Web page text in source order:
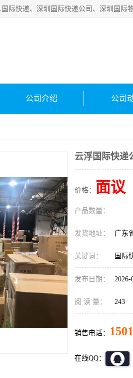
公司介绍 公司
云浮国际快递
价格： 面议
产品数量：
发货地址： 广东
关键词： 国际
发布日期： 2026-
阅 读 量： 243
销售电话：
在线QQ：